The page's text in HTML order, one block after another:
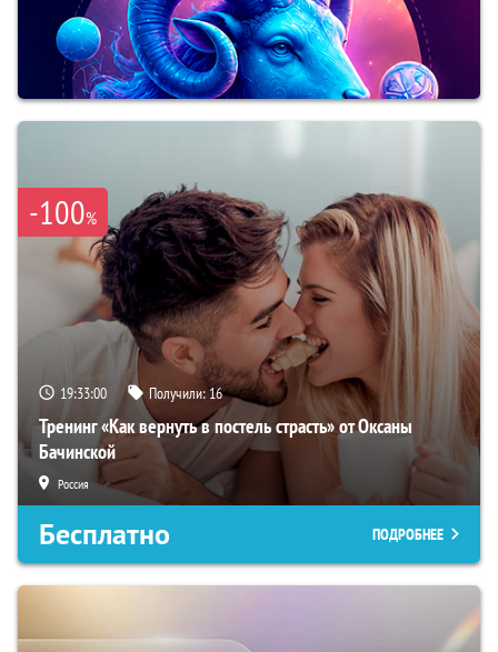
-100%
19:32:58 Получили:16
Тренинг «Как вернуть в постель страсть» от Оксаны
Бачинской
Россия
Бесплатно ПОДРОБНЕЕ